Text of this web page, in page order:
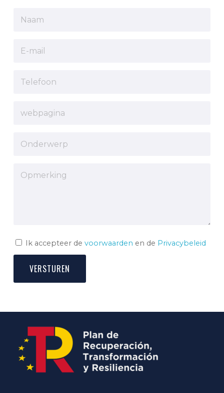
Ik accepteer de voorwaarden en de Privacybeleid